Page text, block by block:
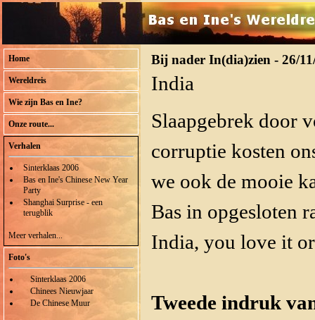
Home
Wereldreis
Wie zijn Bas en Ine?
Onze route...
Verhalen
Sinterklaas 2006
Bas en Ine's Chinese New Year
Party
Shanghai Surprise - een
terugblik
Meer verhalen...
Foto's
Sinterklaas 2006
Chinees Nieuwjaar
De Chinese Muur
Bij nader In(dia)zien - 26/
India
Slaapgebrek door
corruptie kosten
we ook de mooie
Bas in opgesloten
India, you love it
Tweede indruk